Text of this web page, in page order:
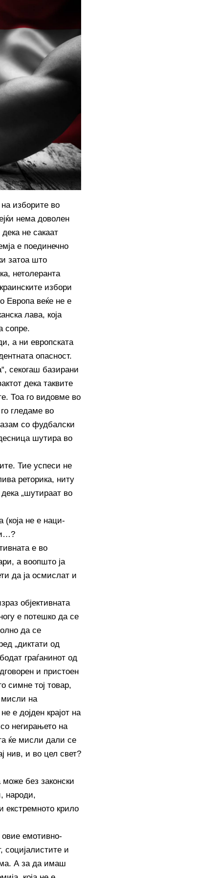
изборите во
нема доволен
не сакаат
е поединечно
затоа што
нетолеранта
избори
Европа веќе не е
лава, која
сопре.
а ни европската
опасност.
секогаш базирани
дека таквите
Тоа го видовме во
гледаме во
со фудбалски
шутира во
Тие успеси не
реторика, ниту
„шутираат во
(која не е наци-
е во
а воопшто ја
да ја осмислат и
објективната
е потешко да се
да се
„диктати од
граѓанинот од
и пристоен
симне тој товар,
мисли на
е дојден крајот на
негирањето на
ќе мисли дали се
нив, и во цел свет?
без законски
народи,
екстремното крило
емотивно-
социјалистите и
А за да имаш